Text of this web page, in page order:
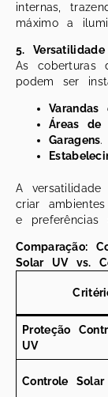
internas,
máximo a
5.
As coberturas
podem ser
Varandas
Áreas
Garagens.
A
criar
e preferências
Comparação:
Solar UV vs.
Proteção
UV
Controle Solar